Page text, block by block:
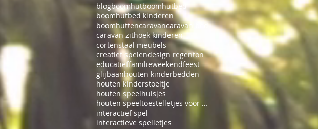
blogboomhutboomhutbed
boomhutbed kinderen
boomhuttencaravancaravan bed
caravan zithoek kinderen
cortenstaal meubels
creatief spelendesign regenton
educatieffamilieweekendfeest
glijbaanhouten kinderbedden
houten kinderstoeltje
houten speelhuisjes
houten speeltoestelletjes voor binnen
interactief spel
interactieve spelletjes